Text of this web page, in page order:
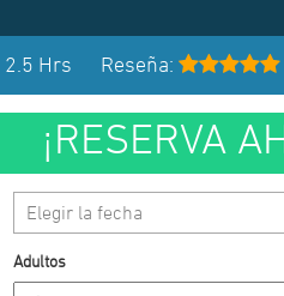
2.5 Hrs Reseña:
¡RESERVA
Elegir la fecha
Adultos